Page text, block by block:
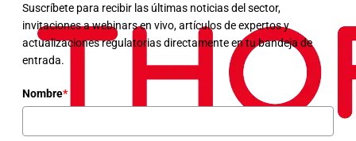
Suscríbete para recibir las últimas noticias del sector,
invitaciones a webinars en vivo, artículos de expertos y
actualizaciones regulatorias directamente en tu bandeja de
entrada.
Nombre*